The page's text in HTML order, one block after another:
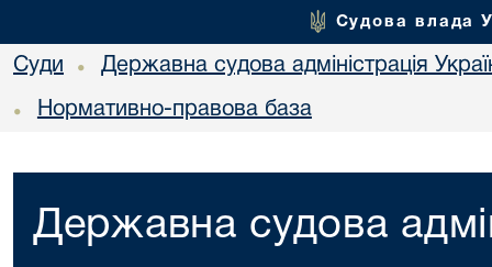
Судова влада
Суди • Державна судова адміністрація
• Нормативно-правова база
Державна судова